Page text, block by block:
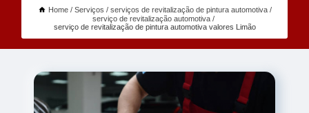
Home Serviços
serviços de revitalização de pintura automotiva
serviço de revitalização automotiva
serviço de revitalização de pintura automotiva valores Limão